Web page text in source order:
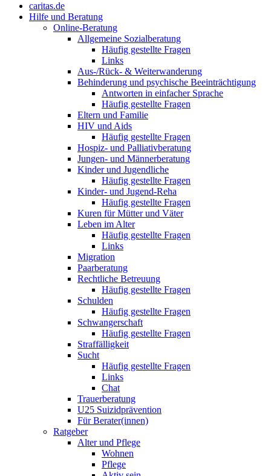
caritas.de
Hilfe und Beratung
Online-Beratung
Allgemeine Sozialberatung
Häufig gestellte Fragen
Links
Aus-/Rück- & Weiterwanderung
Behinderung und psychische Beeinträchtigung
Antworten in einfacher Sprache
Häufig gestellte Fragen
Eltern und Familie
HIV und Aids
Häufig gestellte Fragen
Hospiz- und Palliativberatung
Jungen- und Männerberatung
Kinder und Jugendliche
Häufig gestellte Fragen
Kinder- und Jugend-Reha
Häufig gestellte Fragen
Kuren für Mütter und Väter
Leben im Alter
Häufig gestellte Fragen
Links
Migration
Paarberatung
Rechtliche Betreuung
Häufig gestellte Fragen
Schulden
Häufig gestellte Fragen
Schwangerschaft
Häufig gestellte Fragen
Straffälligkeit
Sucht
Häufig gestellte Fragen
Links
Chat
Trauerberatung
U25 Suizidprävention
Für Berater(innen)
Ratgeber
Alter und Pflege
Wohnen
Pflege